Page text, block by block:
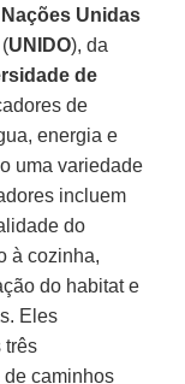
Unidas
(UNIDO), da
de
de
energia e
uma variedade
incluem
do
à cozinha,
do habitat e
Eles
três
de caminhos